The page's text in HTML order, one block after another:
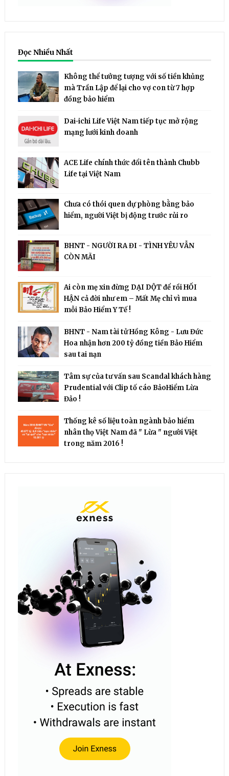
Đọc Nhiều Nhất
Không thể tưởng tượng với số tiền khủng
mà Trần Lập để lại cho vợ con từ 7 hợp
đồng bảo hiểm
Dai-ichi Life Việt Nam tiếp tục mở rộng
mạng lưới kinh doanh
ACE Life chính thức đổi tên thành Chubb
Life tại Việt Nam
Chưa có thói quen dự phòng bằng bảo
hiểm, người Việt bị động trước rủi ro
BHNT - NGƯỜI RA ĐI - TÌNH YÊU VẪN
CÒN MÃI
Ai còn mẹ xin đừng DẠI DỘT để rồi HỐI
HẬN cả đời như em – Mất Mẹ chỉ vì mua
mỗi Bảo Hiểm Y Tế !
BHNT - Nam tài tử Hồng Kông - Lưu Đức
Hoa nhận hơn 200 tỷ đồng tiền Bảo Hiểm
sau tai nạn
Tâm sự của tư vấn sau Scandal khách hàng
Prudential với Clip tố cáo BảoHiểm Lừa
Đảo !
Thống kê số liệu toàn ngành bảo hiểm
nhân thọ Việt Nam đã " Lừa " người Việt
trong năm 2016 !